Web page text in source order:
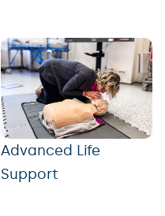
Advanced Life
Support